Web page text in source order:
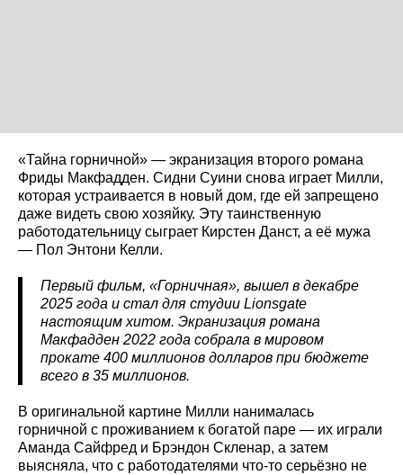
«Тайна горничной» — экранизация второго романа
Фриды Макфадден. Сидни Суини снова играет Милли,
которая устраивается в новый дом, где ей запрещено
даже видеть свою хозяйку. Эту таинственную
работодательницу сыграет Кирстен Данст, а её мужа
— Пол Энтони Келли.
Первый фильм, «Горничная», вышел в декабре
2025 года и стал для студии Lionsgate
настоящим хитом. Экранизация романа
Макфадден 2022 года собрала в мировом
прокате 400 миллионов долларов при бюджете
всего в 35 миллионов.
В оригинальной картине Милли нанималась
горничной с проживанием к богатой паре — их играли
Аманда Сайфред и Брэндон Скленар, а затем
выясняла, что с работодателями что-то серьёзно не